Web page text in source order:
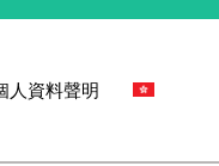
人資料聲明